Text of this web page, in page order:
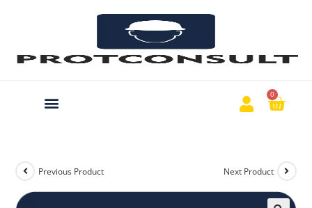
0
Previous Product Next Product